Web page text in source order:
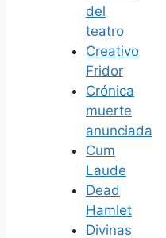
del
teatro
Creativo
Fridor
Crónica
muerte
anunciada
Cum
Laude
Dead
Hamlet
Divinas